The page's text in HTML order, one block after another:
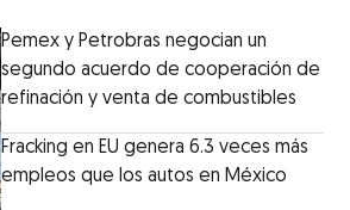
Pemex y Petrobras negocian un
segundo acuerdo de cooperación de
refinación y venta de combustibles
Fracking en EU genera 6.3 veces más
empleos que los autos en México